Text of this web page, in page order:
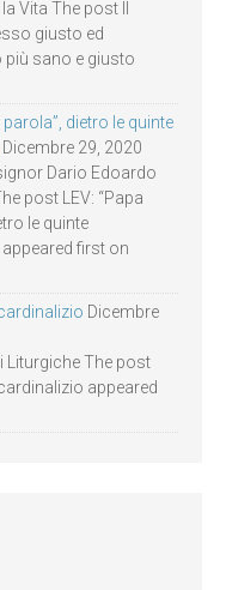
Vita The post Il
giusto ed
più sano e giusto
dietro le quinte
Dicembre 29, 2020
Dario Edoardo
post LEV: “Papa
le quinte
first on
Dicembre
Liturgiche The post
appeared